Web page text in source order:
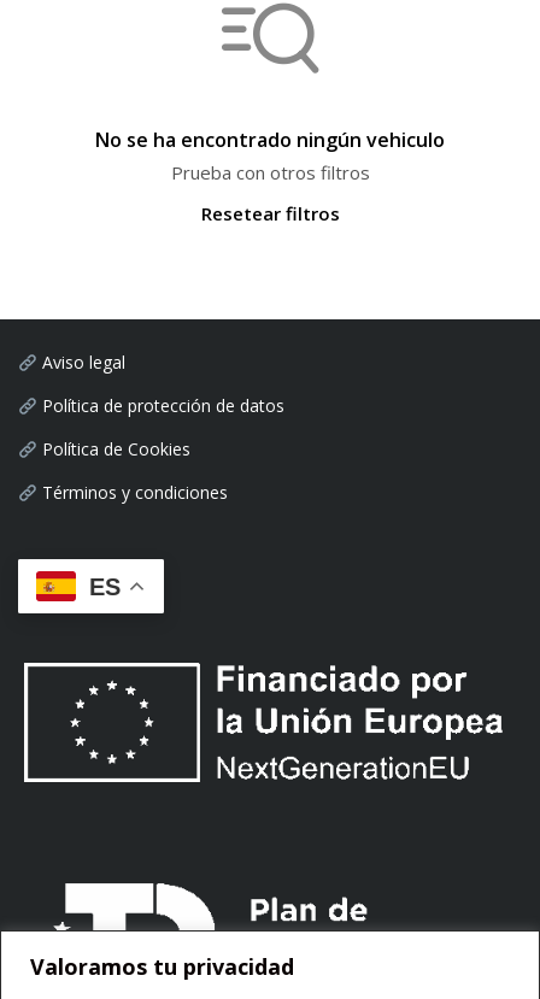
Valoramos tu privacidad
No se ha encontrado ningún vehiculo
Prueba con otros filtros
Resetear filtros
Aviso legal
Política de protección de datos
Política de Cookies
Términos y condiciones
ES